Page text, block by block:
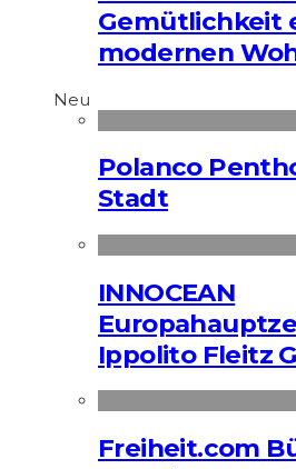
Gemütlichkeit
modernen
Neu
Polanco
Stadt
INNOCEAN
Ippolito Fleitz
Freiheit.com